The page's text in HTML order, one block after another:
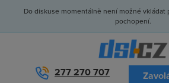
Do diskuse momentálně není možné vkládat
pochopení.
277 270 707